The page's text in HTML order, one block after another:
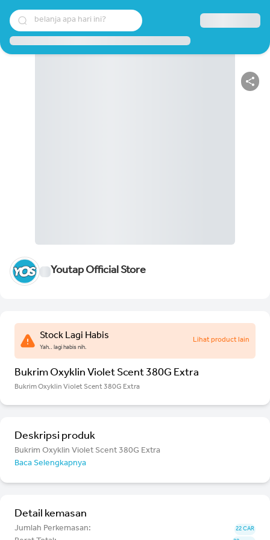
belanja apa hari ini?
Youtap Official Store
Stock Lagi Habis
Yah.. lagi habis nih.
Lihat product lain
Bukrim Oxyklin Violet Scent 380G Extra
Bukrim Oxyklin Violet Scent 380G Extra
Deskripsi produk
Bukrim Oxyklin Violet Scent 380G Extra
Baca Selengkapnya
Detail kemasan
Jumlah Perkemasan: 22 CAR